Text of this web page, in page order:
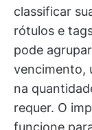
classificar
rótulos e
pode
vencimento,
na
requer. O
funcione